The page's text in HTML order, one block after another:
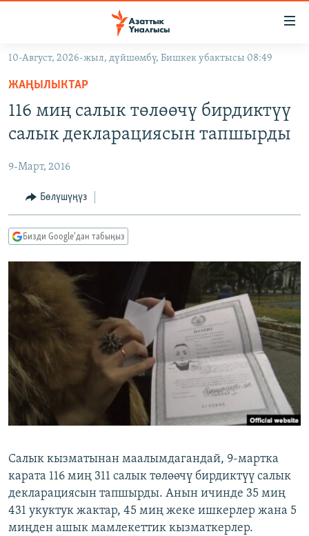
Навигацияга
өтүңүз
салыңыз
ЭКОНОМИКА
МАДАНИЯТ
БОРБОР АЗИЯ
АТАЙЫН ИЛИКТӨӨ
ТВ ПРОГРАММАЛАР
ЭКСПЕРТТЕР ТАЛДАЙТ
БИЗ ЖАНА ДҮЙНӨ
ДАНИСТЕ
ЭЖЕ-СИҢДИЛЕР
ЫҢГАЙСЫЗ СУРООЛОР
ӨЗГӨЧӨ ПИКИР
ОНЛАЙН ШЕРИНЕ
ЭЕ/АРнун бардык сайттары
10-Август, 2026-жыл, дүйшөмбү, Бишкек убактысы 08:49
ЖАҢЫЛЫКТАР
116 миң салык төлөөчү бирдиктүү
салык декларациясын тапшырды
9-Март, 2016
Бөлүшүңүз
Бизди Google'дан табыңыз
Салык кызматынан маалымдагандай, 9-мартка
карата 116 миң 311 салык төлөөчү бирдиктүү салык
декларациясын тапшырды. Анын ичинде 35 миң
431 укуктук жактар, 45 миң жеке ишкерлер жана 5
миңден ашык мамлекеттик кызматкерлер.